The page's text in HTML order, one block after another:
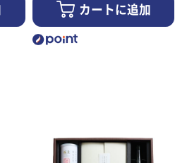
カートに追加